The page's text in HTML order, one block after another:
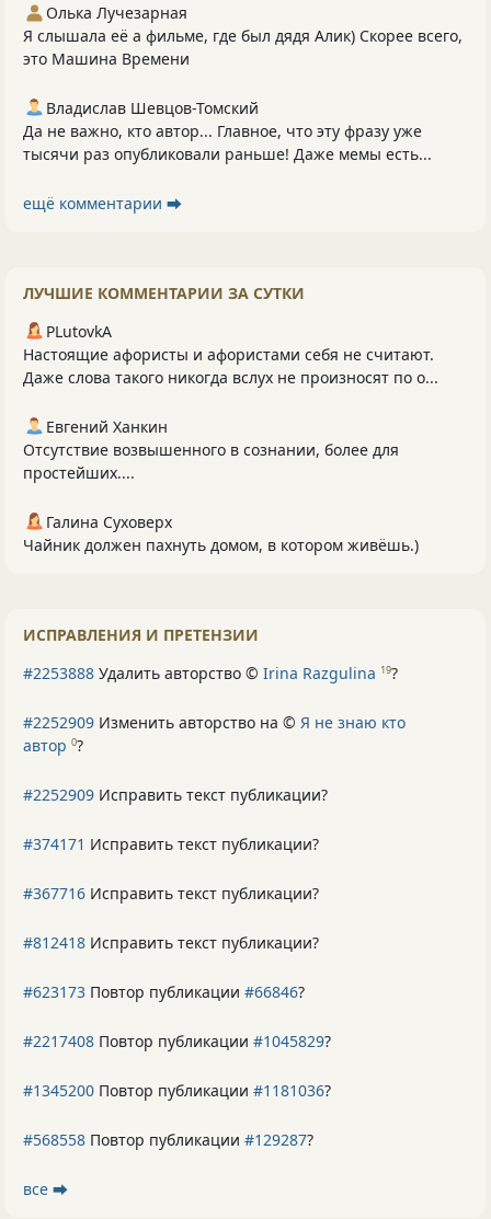
Олька Лучезарная
Я слышала её а фильме, где был дядя Алик) Скорее всего,
это Машина Времени
Владислав Шевцов-Томский
Да не важно, кто автор... Главное, что эту фразу уже
тысячи раз опубликовали раньше! Даже мемы есть...
ещё комментарии ⮕
ЛУЧШИЕ КОММЕНТАРИИ ЗА СУТКИ
PLutоvkА
Настоящие афористы и афористами себя не считают.
Даже слова такого никогда вслух не произносят по о...
Евгений Ханкин
Отсутствие возвышенного в сознании, более для
простейших....
Галина Суховерх
Чайник должен пахнуть домом, в котором живёшь.)
ИСПРАВЛЕНИЯ И ПРЕТЕНЗИИ
#2253888 Удалить авторство © Irina Razgulina 19?
#2252909 Изменить авторство на © Я не знаю кто
автор 0?
#2252909 Исправить текст публикации?
#374171 Исправить текст публикации?
#367716 Исправить текст публикации?
#812418 Исправить текст публикации?
#623173 Повтор публикации #66846?
#2217408 Повтор публикации #1045829?
#1345200 Повтор публикации #1181036?
#568558 Повтор публикации #129287?
все ⮕